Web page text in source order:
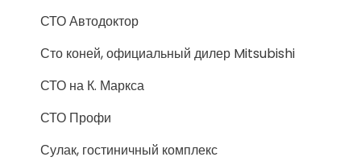
СТО Автодоктор
Сто коней, официальный дилер Mitsubishi
СТО на К. Маркса
СТО Профи
Сулак, гостиничный комплекс